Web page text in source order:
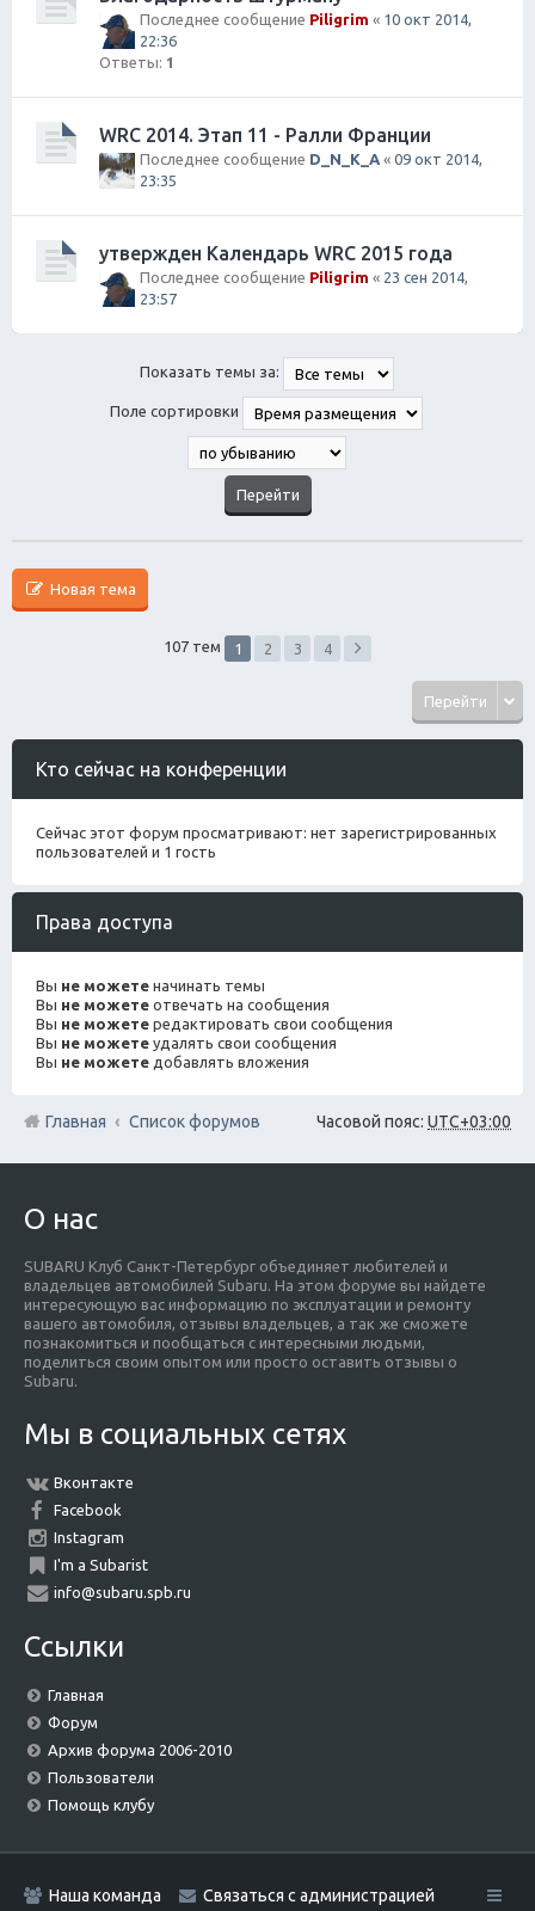
Последнее сообщение Piligrim « 10 окт 2014,
22:36
Ответы: 1
WRC 2014. Этап 11 - Ралли Франции
Последнее сообщение D_N_K_A « 09 окт 2014,
23:35
утвержден Календарь WRC 2015 года
Последнее сообщение Piligrim « 23 сен 2014,
23:57
Показать темы за:
Поле сортировки
Новая тема
107 тем 1 2 3 4
Перейти
Кто сейчас на конференции
Сейчас этот форум просматривают: нет зарегистрированных
пользователей и 1 гость
Права доступа
Вы не можете начинать темы
Вы не можете отвечать на сообщения
Вы не можете редактировать свои сообщения
Вы не можете удалять свои сообщения
Вы не можете добавлять вложения
Часовой пояс: UTC+03:00
Главная Список форумов
О нас
SUBARU Клуб Санкт-Петербург объединяет любителей и
владельцев автомобилей Subaru. На этом форуме вы найдете
интересующую вас информацию по эксплуатации и ремонту
вашего автомобиля, отзывы владельцев, а так же сможете
познакомиться и пообщаться с интересными людьми,
поделиться своим опытом или просто оставить отзывы о
Subaru.
Мы в социальных сетях
Вконтакте
Facebook
Instagram
I'm a Subarist
info@subaru.spb.ru
Ссылки
Главная
Форум
Архив форума 2006-2010
Пользователи
Помощь клубу
Наша команда Связаться с администрацией